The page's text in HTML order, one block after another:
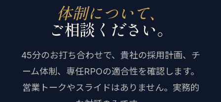
体制について、
ご相談ください。
45分のお打ち合わせで、貴社の採用計画、チ
ーム体制、専任RPOの適合性を確認します。
営業トークやスライドはありません。実務的